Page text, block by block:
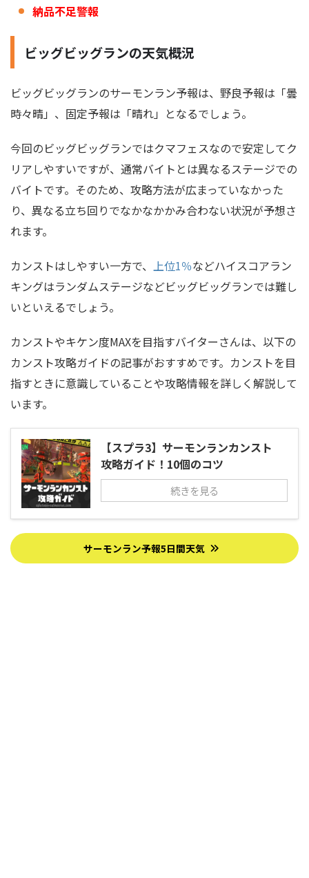
納品不足警報
ビッグビッグランの天気概況
ビッグビッグランのサーモンラン予報は、野良予報は「曇
時々晴」、固定予報は「晴れ」となるでしょう。
今回のビッグビッグランではクマフェスなので安定してク
リアしやすいですが、通常バイトとは異なるステージでの
バイトです。そのため、攻略方法が広まっていなかった
り、異なる立ち回りでなかなかかみ合わない状況が予想さ
れます。
カンストはしやすい一方で、 上位1％などハイスコアラン
キングはランダムステージなどビッグビッグランでは難し
いといえるでしょう。
カンストやキケン度MAXを目指すバイターさんは、以下の
カンスト攻略ガイドの記事がおすすめです。カンストを目
指すときに意識していることや攻略情報を詳しく解説して
います。
【スプラ3】サーモンランカンスト
攻略ガイド！10個のコツ
続きを見る
サーモンラン予報5日間天気